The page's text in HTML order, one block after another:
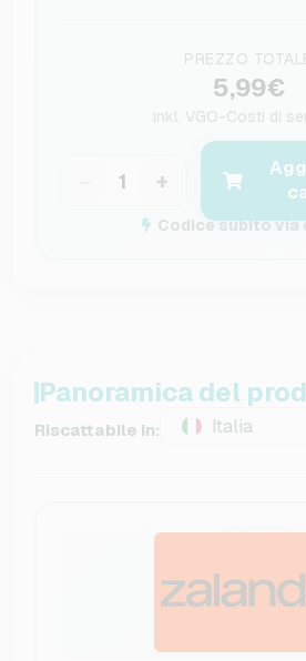
PREZZO
5,99€
inkl. VGO-Costi di
+
Codice subito via
Panoramica del
Riscattabile in: Italia